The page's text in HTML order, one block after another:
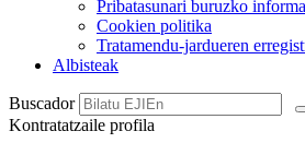
Pribatasunari buruzko
Cookien politika
Tratamendu-jardueren
Albisteak
Buscador
Kontratatzaile profila